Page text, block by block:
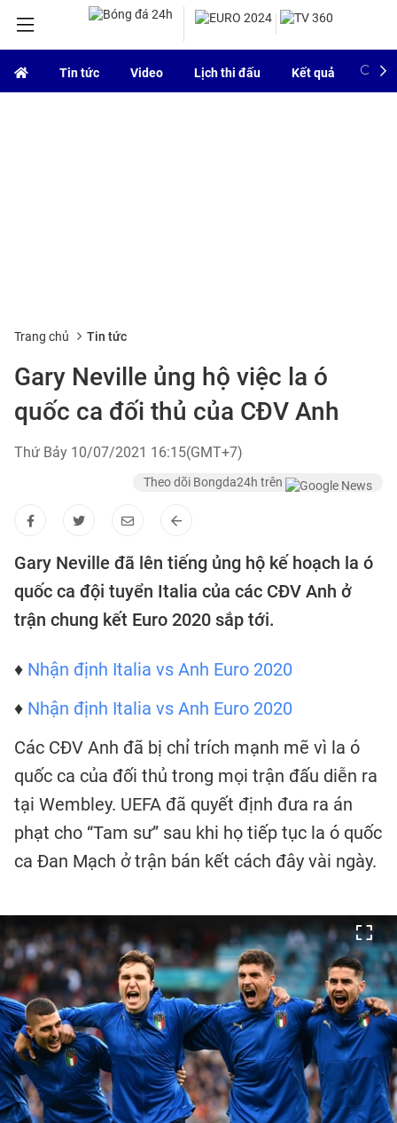
Tin tức Video Lịch thi đấu Kết quả
Trang chủ Tin tức
Gary Neville ủng hộ việc la ó
quốc ca đối thủ của CĐV Anh
Thứ Bảy 10/07/2021 16:15(GMT+7)
Theo dõi Bongda24h trên
Gary Neville đã lên tiếng ủng hộ kế hoạch la ó
quốc ca đội tuyển Italia của các CĐV Anh ở
trận chung kết Euro 2020 sắp tới.
♦ Nhận định Italia vs Anh Euro 2020
♦ Nhận định Italia vs Anh Euro 2020
Các CĐV Anh đã bị chỉ trích mạnh mẽ vì la ó
quốc ca của đối thủ trong mọi trận đấu diễn ra
tại Wembley. UEFA đã quyết định đưa ra án
phạt cho “Tam sư” sau khi họ tiếp tục la ó quốc
ca Đan Mạch ở trận bán kết cách đây vài ngày.